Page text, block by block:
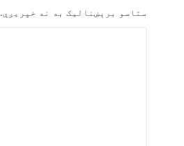
ستاسو برېښناليک به نه خپريږي.